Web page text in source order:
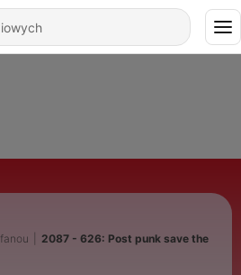
2087 - 626: Post punk save the